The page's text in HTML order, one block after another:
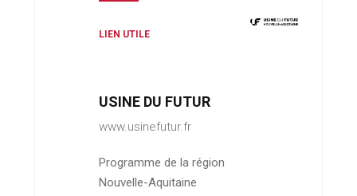
LIEN UTILE
USINE DU FUTUR
www.usinefutur.fr
Programme de la région
Nouvelle-Aquitaine